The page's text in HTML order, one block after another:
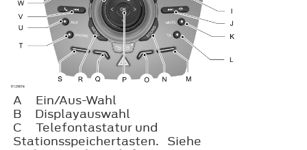
A
Ein/Aus-Wahl
B
Displayauswahl
C
Telefontastatur und
Stationsspeichertasten. Siehe